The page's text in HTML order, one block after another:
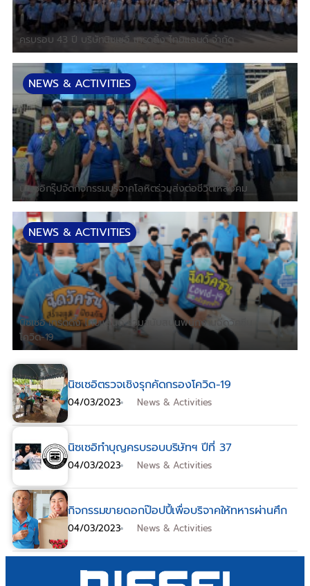
ครบรอบ 43 ปี บริษัทนิซเซอิ เทรดดิ้ง ไทยแลนด์ จำกัด
นิซเซอิกรุ๊ปจัดกิจกรรมบริจาคโลหิตร่วมส่งต่อชีวิตให้สังคม
NEWS & ACTIVITIES
นิซเซอิ เทรดดิ้ง ไทยแลนด์ ร่วมสนับสนุนพนักงานฉีดวัคซีน
โควิด-19
NEWS & ACTIVITIES
นิซเซอิตรวจเชิงรุกคัดกรองโควิด-19
04/03/2023 News & Activities
นิซเซอิทำบุญครบรอบบริษัทฯ ปีที่ 37
04/03/2023 News & Activities
กิจกรรมขายดอกป๊อปปี้เพื่อบริจาคให้ทหารผ่านศึก
04/03/2023 News & Activities